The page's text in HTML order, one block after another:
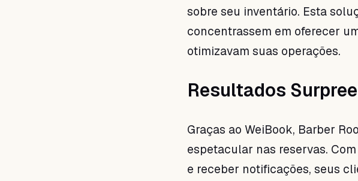
sobre seu inventário. Esta
concentrassem em oferecer
otimizavam suas operações.
Resultados
Graças ao WeiBook, Barber
espetacular nas reservas.
e receber notificações, seus